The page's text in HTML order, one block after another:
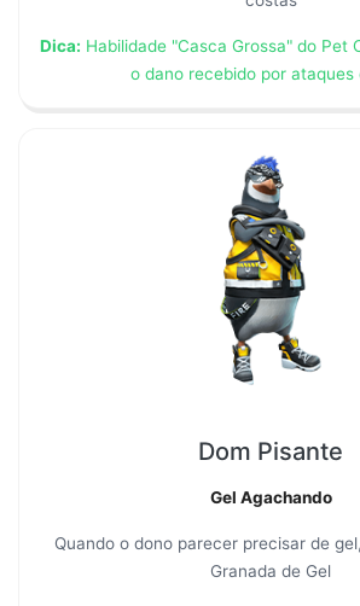
Dica: Habilidade "Casca Grossa" do Pet
o dano recebido por ataques
Dom Pisante
Gel Agachando
Quando o dono parecer precisar de
Granada de Gel